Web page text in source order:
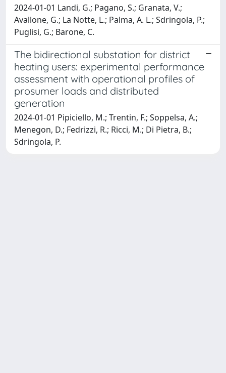
2024-01-01 Landi, G.; Pagano, S.; Granata, V.;
Avallone, G.; La Notte, L.; Palma, A. L.; Sdringola, P.;
Puglisi, G.; Barone, C.
The bidirectional substation for district
heating users: experimental performance
assessment with operational profiles of
prosumer loads and distributed
generation
2024-01-01 Pipiciello, M.; Trentin, F.; Soppelsa, A.;
Menegon, D.; Fedrizzi, R.; Ricci, M.; Di Pietra, B.;
Sdringola, P.